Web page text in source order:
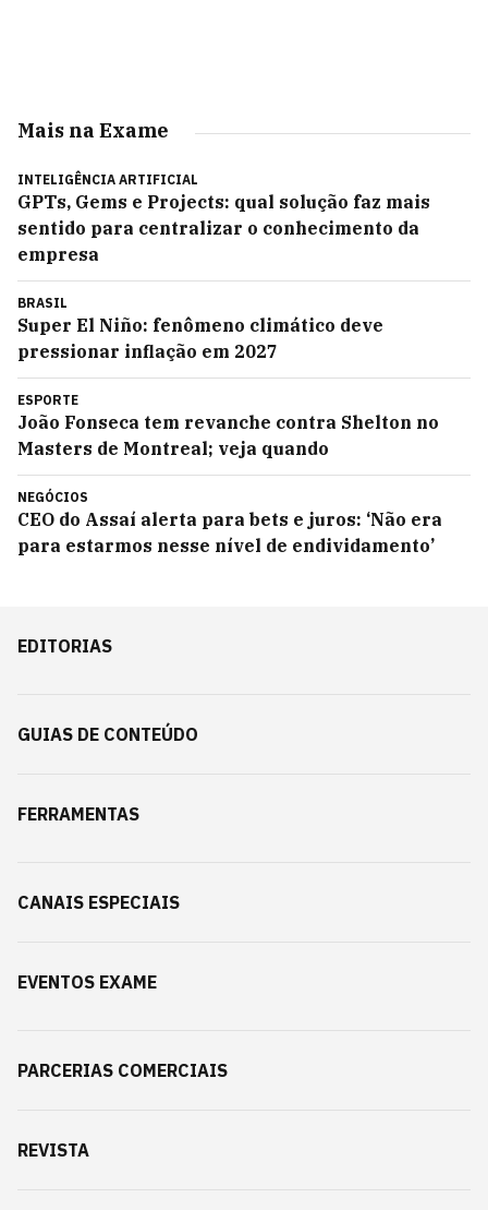
Mais na Exame
INTELIGÊNCIA ARTIFICIAL
GPTs, Gems e Projects: qual solução faz mais
sentido para centralizar o conhecimento da
empresa
BRASIL
Super El Niño: fenômeno climático deve
pressionar inflação em 2027
ESPORTE
João Fonseca tem revanche contra Shelton no
Masters de Montreal; veja quando
NEGÓCIOS
CEO do Assaí alerta para bets e juros: ‘Não era
para estarmos nesse nível de endividamento’
EDITORIAS
GUIAS DE CONTEÚDO
FERRAMENTAS
CANAIS ESPECIAIS
EVENTOS EXAME
PARCERIAS COMERCIAIS
REVISTA